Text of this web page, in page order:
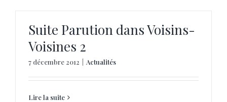
Suite Parution dans Voisins-
Voisines 2
7 décembre 2012 Actualités
Lire la suite